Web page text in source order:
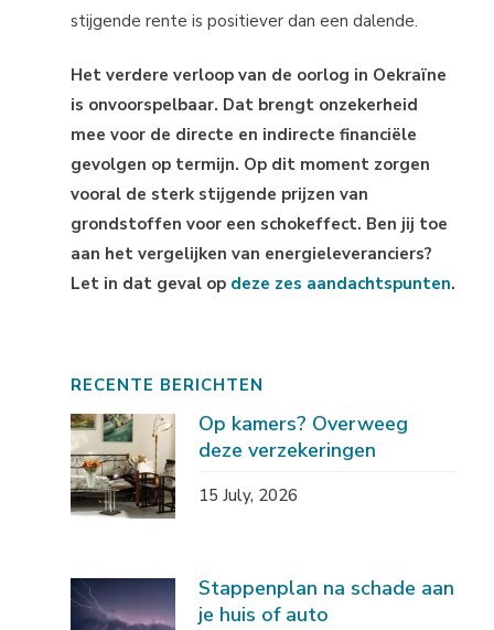
stijgende rente is positiever dan een dalende.
Het verdere verloop van de oorlog in Oekraïne
is onvoorspelbaar. Dat brengt onzekerheid
mee voor de directe en indirecte financiële
gevolgen op termijn. Op dit moment zorgen
vooral de sterk stijgende prijzen van
grondstoffen voor een schokeffect. Ben jij toe
aan het vergelijken van energieleveranciers?
Let in dat geval op deze zes aandachtspunten.
RECENTE BERICHTEN
Op kamers? Overweeg
deze verzekeringen
15 July, 2026
Stappenplan na schade aan
je huis of auto